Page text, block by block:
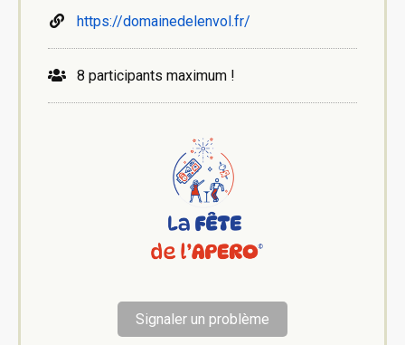
https://domainedelenvol.fr/
8 participants maximum !
Signaler un problème